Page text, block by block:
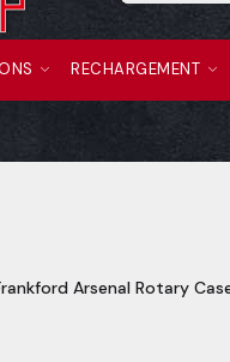
RECHARGEMENT
Arsenal Rotary